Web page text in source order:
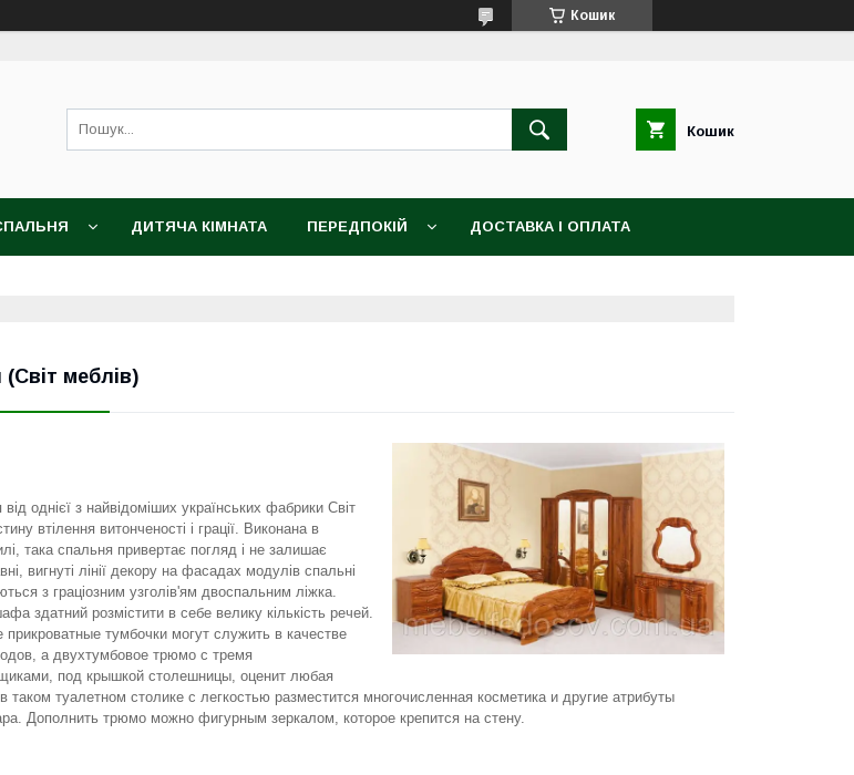
Кошик
Кошик
ДИТЯЧА КІМНАТА ПЕРЕДПОКІЙ ДОСТАВКА І ОПЛАТА
меблів)
однієї з найвідоміших українських фабрики Світ
втілення витонченості і грації. Виконана в
така спальня привертає погляд і не залишає
вигнуті лінії декору на фасадах модулів спальні
з граціозним узголів'ям двоспальним ліжка.
здатний розмістити в себе велику кількість речей.
прикроватные тумбочки могут служить в качестве
а двухтумбовое трюмо с тремя
под крышкой столешницы, оценит любая
таком туалетном столике с легкостью разместится многочисленная косметика и другие атрибуты
Дополнить трюмо можно фигурным зеркалом, которое крепится на стену.